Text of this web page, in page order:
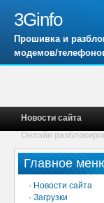
3Ginfo
Прошивка и
модемов/
Новости сайта
Онлайн
Главное
· Новости сайта
· Загрузки